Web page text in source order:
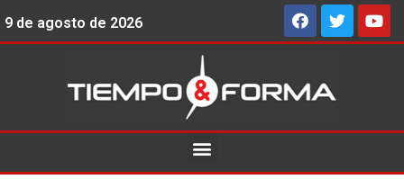
9 de agosto de 2026